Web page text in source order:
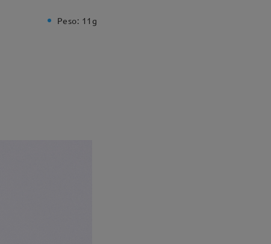
Peso: 11g